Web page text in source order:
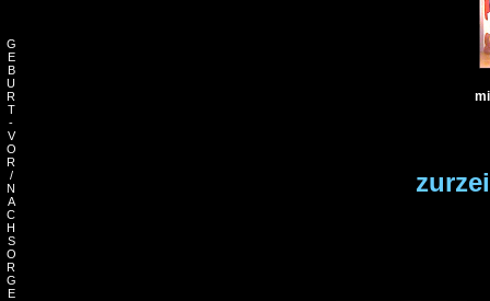
G
E
B
U
R
T
-
V
O
R
/
N
A
C
H
S
O
R
G
E